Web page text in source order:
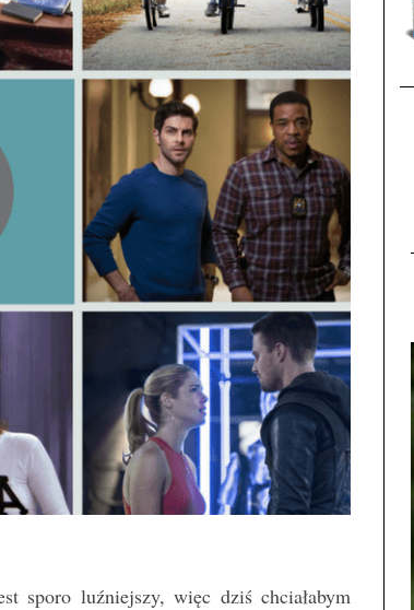
sporo luźniejszy, więc dziś chciałabym